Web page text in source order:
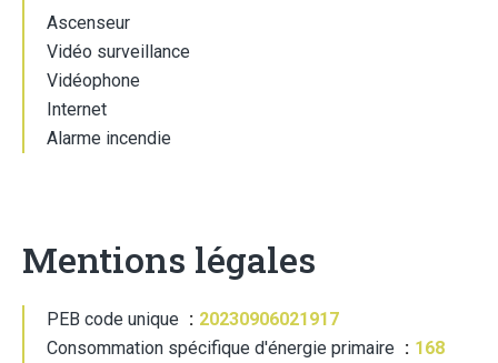
Ascenseur
Vidéo surveillance
Vidéophone
Internet
Alarme incendie
Mentions légales
PEB code unique
20230906021917
Consommation spécifique d'énergie primaire
168